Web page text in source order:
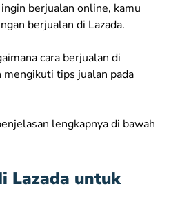
berjualan online, kamu
berjualan di Lazada.
cara berjualan di
mengikuti tips jualan pada
lengkapnya di bawah
Lazada untuk